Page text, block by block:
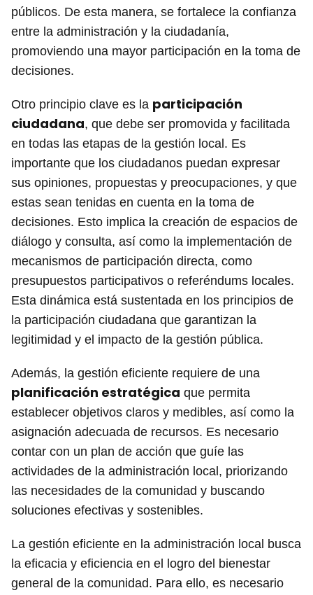
públicos. De esta manera, se fortalece la confianza
entre la administración y la ciudadanía,
promoviendo una mayor participación en la toma de
decisiones.
Otro principio clave es la participación
ciudadana, que debe ser promovida y facilitada
en todas las etapas de la gestión local. Es
importante que los ciudadanos puedan expresar
sus opiniones, propuestas y preocupaciones, y que
estas sean tenidas en cuenta en la toma de
decisiones. Esto implica la creación de espacios de
diálogo y consulta, así como la implementación de
mecanismos de participación directa, como
presupuestos participativos o referéndums locales.
Esta dinámica está sustentada en los principios de
la participación ciudadana que garantizan la
legitimidad y el impacto de la gestión pública.
Además, la gestión eficiente requiere de una
planificación estratégica que permita
establecer objetivos claros y medibles, así como la
asignación adecuada de recursos. Es necesario
contar con un plan de acción que guíe las
actividades de la administración local, priorizando
las necesidades de la comunidad y buscando
soluciones efectivas y sostenibles.
La gestión eficiente en la administración local busca
la eficacia y eficiencia en el logro del bienestar
general de la comunidad. Para ello, es necesario